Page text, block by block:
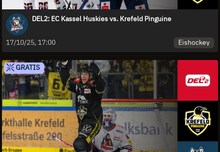
DEL2: EC Kassel Huskies vs. Krefeld Pinguine
17/10/25, 17:00 Eishockey
GRATIS